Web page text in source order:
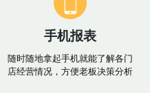
手机报表
随时随地拿起手机就能了解各门
店经营情况，方便老板决策分析